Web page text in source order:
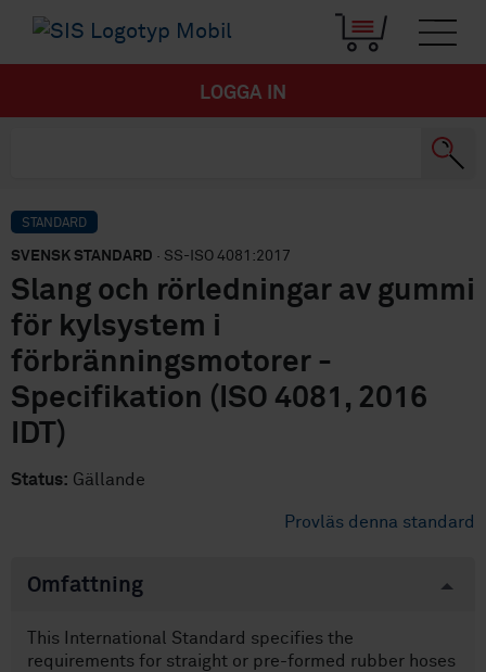
LOGGA IN
STANDARD
SVENSK STANDARD · SS-ISO 4081:2017
Slang och rörledningar av gummi
för kylsystem i
förbränningsmotorer -
Specifikation (ISO 4081, 2016
IDT)
Status: Gällande
Provläs denna standard
Omfattning
This International Standard specifies the
requirements for straight or pre-formed rubber hoses